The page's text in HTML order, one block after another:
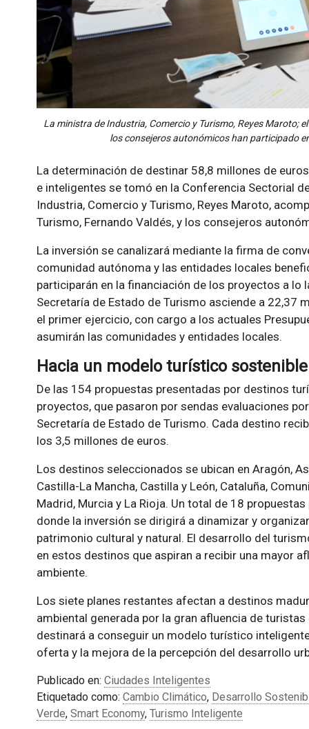
La ministra de Industria, Comercio y Turismo, Reyes Maroto;
los consejeros autonómicos han participado
La determinación de destinar 58,8 millones de
e inteligentes se tomó en la Conferencia Sectorial
Industria, Comercio y Turismo, Reyes Maroto,
Turismo, Fernando Valdés, y los consejeros
La inversión se canalizará mediante la firma de
comunidad autónoma y las entidades locales
participarán en la financiación de los proyectos a lo
Secretaría de Estado de Turismo asciende a 22,37
el primer ejercicio, con cargo a los actuales
asumirán las comunidades y entidades locales.
Hacia un modelo turístico
De las 154 propuestas presentadas por destinos
proyectos, que pasaron por sendas evaluaciones
Secretaría de Estado de Turismo. Cada destino
los 3,5 millones de euros.
Los destinos seleccionados se ubican en Aragón,
Castilla-La Mancha, Castilla y León, Cataluña,
Madrid, Murcia y La Rioja. Un total de 18
donde la inversión se dirigirá a dinamizar y
patrimonio cultural y natural. El desarrollo del
en estos destinos que aspiran a recibir una mayor
ambiente.
Los siete planes restantes afectan a destinos
ambiental generada por la gran afluencia de
destinará a conseguir un modelo turístico
oferta y la mejora de la percepción del desarrollo
Publicado en: Ciudades Inteligentes
Etiquetado como: Cambio Climático, Desarrollo
Verde, Smart Economy, Turismo Inteligente